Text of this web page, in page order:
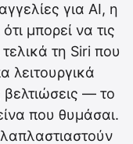
για AI, η
μπορεί να τις
τη Siri που
λειτουργικά
— το
που θυμάσαι.